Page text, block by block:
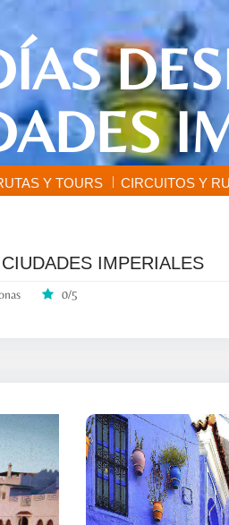
Y TOURS CIRCUITOS Y
IMPERIALES
0/5